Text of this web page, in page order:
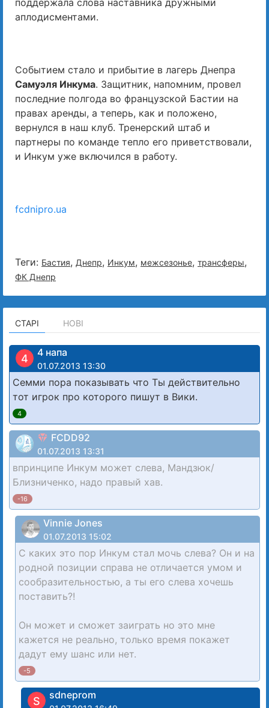
аплодисментами.
Событием стало и прибытие в лагерь Днепра
Самуэля Инкума. Защитник, напомним, провел
последние полгода во французской Бастии на
правах аренды, а теперь, как и положено,
вернулся в наш клуб. Тренерский штаб и
партнеры по команде тепло его приветствовали,
и Инкум уже включился в работу.
fcdnipro.ua
Теги: Бастия, Днепр, Инкум, межсезонье, трансферы,
ФК Днепр
СТАРІ НОВІ
4 4 напа
01.07.2013 13:30
Семми пора показывать что Ты действительно
тот игрок про которого пишут в Вики.
4
FCDD92
01.07.2013 13:31
впринципе Инкум может слева, Мандзюк/
Близниченко, надо правый хав.
-16
Vinnie Jones
01.07.2013 15:02
С каких это пор Инкум стал мочь слева? Он и на
родной позиции справа не отличается умом и
сообразительностью, а ты его слева хочешь
поставить?!
Он может и сможет заиграть но это мне
кажется не реально, только время покажет
дадут ему шанс или нет.
-5
S sdneprom